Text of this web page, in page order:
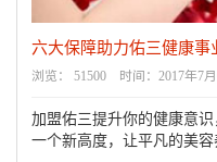
六大保障助力佑三健康事
浏览： 51500 时间：2017年7月
加盟佑三提升你的健康意
一个新高度，让平凡的美